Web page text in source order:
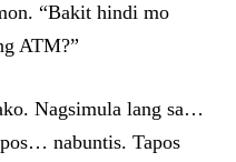
“Bakit hindi mo
ATM?”
Nagsimula lang sa…
nabuntis. Tapos